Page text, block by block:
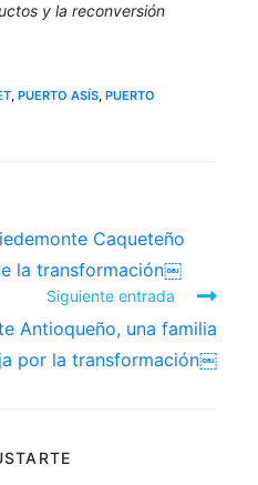
y la reconversión
, PUERTO ASÍS, PUERTO
Caqueteño
la transformación￼
Siguiente entrada
Antioqueño, una familia
por la transformación￼